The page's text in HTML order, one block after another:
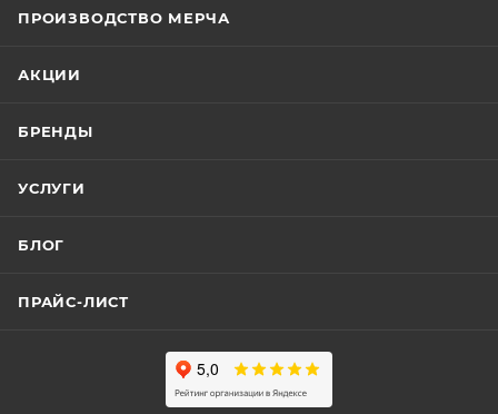
ПРОИЗВОДСТВО МЕРЧА
АКЦИИ
БРЕНДЫ
УСЛУГИ
БЛОГ
ПРАЙС-ЛИСТ